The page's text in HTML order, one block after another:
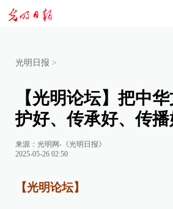
光明日报 >
【光明论坛】把中
护好、传承好、传播
来源： 光明网-《光明日报》
2025-05-26 02:50
【光明论坛】